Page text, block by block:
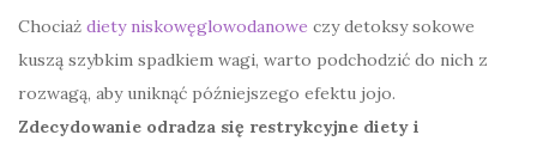
Chociaż diety niskowęglowodanowe czy detoksy sokowe
kuszą szybkim spadkiem wagi, warto podchodzić do nich z
rozwagą, aby uniknąć późniejszego efektu jojo.
Zdecydowanie odradza się restrykcyjne diety i